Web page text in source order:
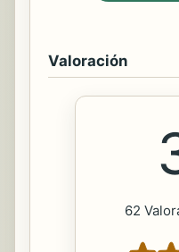
Valoración
62